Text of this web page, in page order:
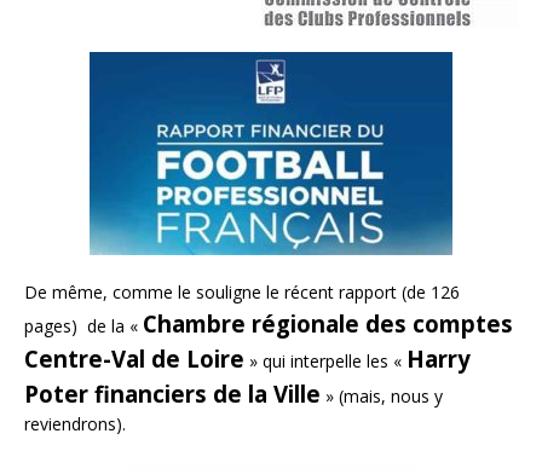
De même, comme le souligne le récent rapport (de 126
pages) de la « Chambre régionale des comptes
Centre-Val de Loire » qui interpelle les « Harry
Poter financiers de la Ville » (mais, nous y
reviendrons).